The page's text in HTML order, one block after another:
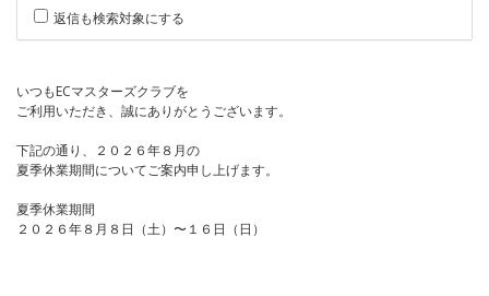
返信も検索対象にする
いつもECマスターズクラブを
ご利用いただき、誠にありがとうございます。
下記の通り、２０２６年８月の
夏季休業期間についてご案内申し上げます。
夏季休業期間
２０２６年８月８日（土）〜１６日（日）